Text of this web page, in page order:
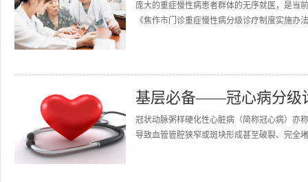
庞大的重症慢性病患者群体的无序就医，是当
《焦作市门诊重症慢性病分级诊疗制度实施办
基层必备——冠心病分级
冠状动脉粥样硬化性心脏病（简称冠心病）亦
导致血管管腔狭窄或斑块形成甚至破裂、完全